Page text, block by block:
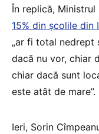
În replică, Ministrul
15% din școlile din
„ar fi total nedrept
dacă nu vor, chiar
chiar dacă sunt
este atât de mare”.
Ieri, Sorin